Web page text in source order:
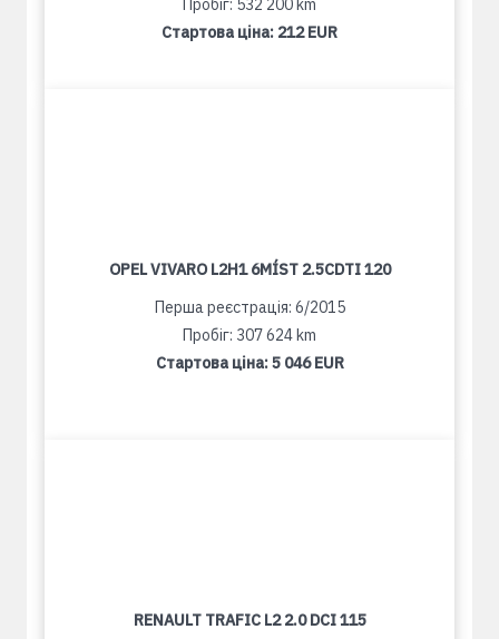
Пробіг: 532 200 km
Стартова ціна: 212 EUR
OPEL VIVARO L2H1 6MÍST 2.5CDTI 120
Перша реєстрація: 6/2015
Пробіг: 307 624 km
Стартова ціна:5 046 EUR
RENAULT TRAFIC L2 2.0 DCI 115